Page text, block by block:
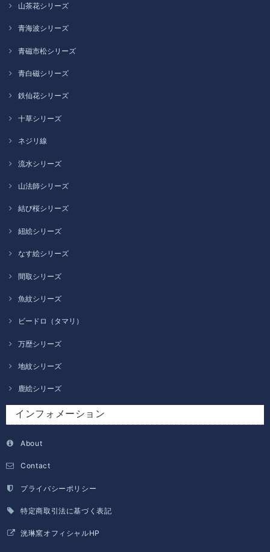
山茶花シリーズ
青海波シリーズ
青磁市松シリーズ
青白磁シリーズ
鉄仙花シリーズ
十草シリーズ
ネジリ線
流水シリーズ
山法師シリーズ
結び桜シリーズ
紐絵シリーズ
なす絵シリーズ
間取シリーズ
魚紋シリーズ
ビードロ（タマリ）
万歴シリーズ
地紋シリーズ
鹿絵シリーズ
インフォメーション
About
Contact
プライバシーポリシー
特定商取引法に基づく表記
洸琳窯オフィシャルHP